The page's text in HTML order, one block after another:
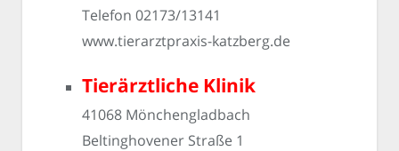
Telefon 02173/13141
www.tierarztpraxis-katzberg.de
Tierärztliche Klinik
41068 Mönchengladbach
Beltinghovener Straße 1